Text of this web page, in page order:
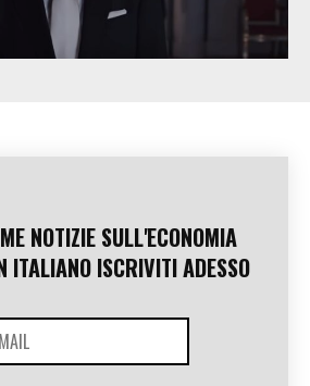
NOTIZIE SULL'ECONOMIA
ITALIANO ISCRIVITI ADESSO